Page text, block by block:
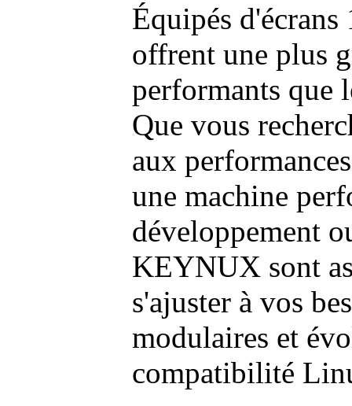
Équipés
offrent une plus
performants que
Que vous
aux
une machine
développement
KEYNUX sont
s'ajuster à vos
modulaires et
compatibilité